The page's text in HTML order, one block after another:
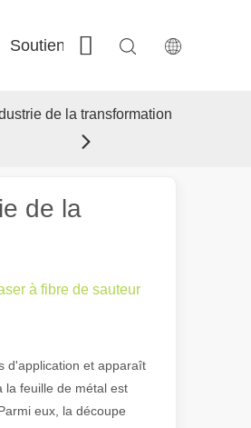
Soutien Contactez-nous
de la transformation
de la
à fibre de sauteur
d'application et apparaît
la feuille de métal est
eux, la découpe